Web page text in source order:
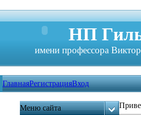
НП
имени профессора
ГлавнаяРегистрацияВход
Меню сайта